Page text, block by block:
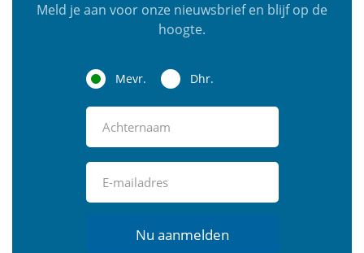
Meld je aan voor onze nieuwsbrief en blijf op de
hoogte.
Mevr. Dhr.
Nu aanmelden